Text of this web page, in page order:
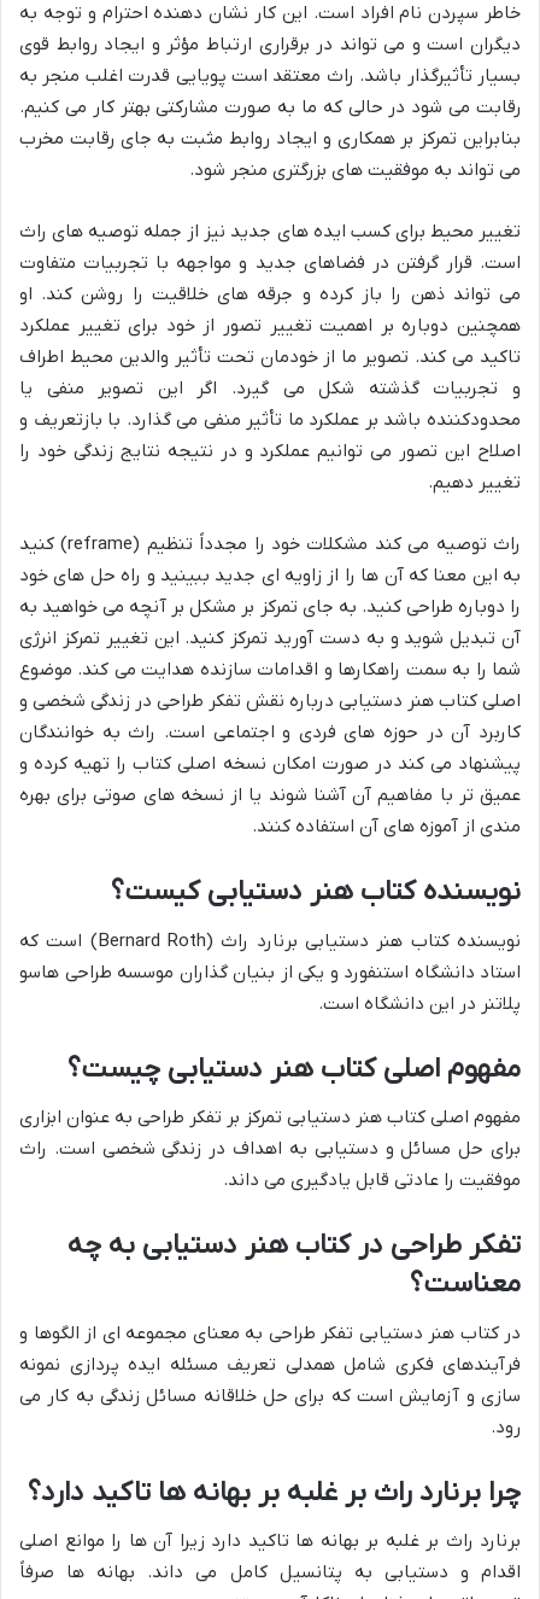
خاطر سپردن نام افراد است. این کار نشان دهنده احترام و توجه به
دیگران است و می تواند در برقراری ارتباط مؤثر و ایجاد روابط قوی
بسیار تأثیرگذار باشد. راث معتقد است پویایی قدرت اغلب منجر به
رقابت می شود در حالی که ما به صورت مشارکتی بهتر کار می کنیم.
بنابراین تمرکز بر همکاری و ایجاد روابط مثبت به جای رقابت مخرب
می تواند به موفقیت های بزرگتری منجر شود.
تغییر محیط برای کسب ایده های جدید نیز از جمله توصیه های راث
است. قرار گرفتن در فضاهای جدید و مواجهه با تجربیات متفاوت
می تواند ذهن را باز کرده و جرقه های خلاقیت را روشن کند. او
همچنین دوباره بر اهمیت تغییر تصور از خود برای تغییر عملکرد
تاکید می کند. تصویر ما از خودمان تحت تأثیر والدین محیط اطراف
و تجربیات گذشته شکل می گیرد. اگر این تصویر منفی یا
محدودکننده باشد بر عملکرد ما تأثیر منفی می گذارد. با بازتعریف و
اصلاح این تصور می توانیم عملکرد و در نتیجه نتایج زندگی خود را
تغییر دهیم.
راث توصیه می کند مشکلات خود را مجدداً تنظیم (reframe) کنید
به این معنا که آن ها را از زاویه ای جدید ببینید و راه حل های خود
را دوباره طراحی کنید. به جای تمرکز بر مشکل بر آنچه می خواهید به
آن تبدیل شوید و به دست آورید تمرکز کنید. این تغییر تمرکز انرژی
شما را به سمت راهکارها و اقدامات سازنده هدایت می کند. موضوع
اصلی کتاب هنر دستیابی درباره نقش تفکر طراحی در زندگی شخصی و
کاربرد آن در حوزه های فردی و اجتماعی است. راث به خوانندگان
پیشنهاد می کند در صورت امکان نسخه اصلی کتاب را تهیه کرده و
عمیق تر با مفاهیم آن آشنا شوند یا از نسخه های صوتی برای بهره
مندی از آموزه های آن استفاده کنند.
نویسنده کتاب هنر دستیابی کیست؟
نویسنده کتاب هنر دستیابی برنارد راث (Bernard Roth) است که
استاد دانشگاه استنفورد و یکی از بنیان گذاران موسسه طراحی هاسو
پلاتنر در این دانشگاه است.
مفهوم اصلی کتاب هنر دستیابی چیست؟
مفهوم اصلی کتاب هنر دستیابی تمرکز بر تفکر طراحی به عنوان ابزاری
برای حل مسائل و دستیابی به اهداف در زندگی شخصی است. راث
موفقیت را عادتی قابل یادگیری می داند.
تفکر طراحی در کتاب هنر دستیابی به چه
معناست؟
در کتاب هنر دستیابی تفکر طراحی به معنای مجموعه ای از الگوها و
فرآیندهای فکری شامل همدلی تعریف مسئله ایده پردازی نمونه
سازی و آزمایش است که برای حل خلاقانه مسائل زندگی به کار می
رود.
چرا برنارد راث بر غلبه بر بهانه ها تاکید دارد؟
برنارد راث بر غلبه بر بهانه ها تاکید دارد زیرا آن ها را موانع اصلی
اقدام و دستیابی به پتانسیل کامل می داند. بهانه ها صرفاً